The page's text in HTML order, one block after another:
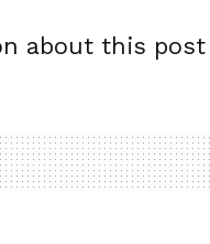
about this post